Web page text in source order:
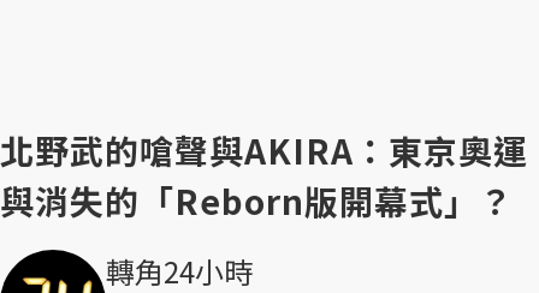
北野武的嗆聲與AKIRA：東京奧運
與消失的「Reborn版開幕式」？
轉角24小時